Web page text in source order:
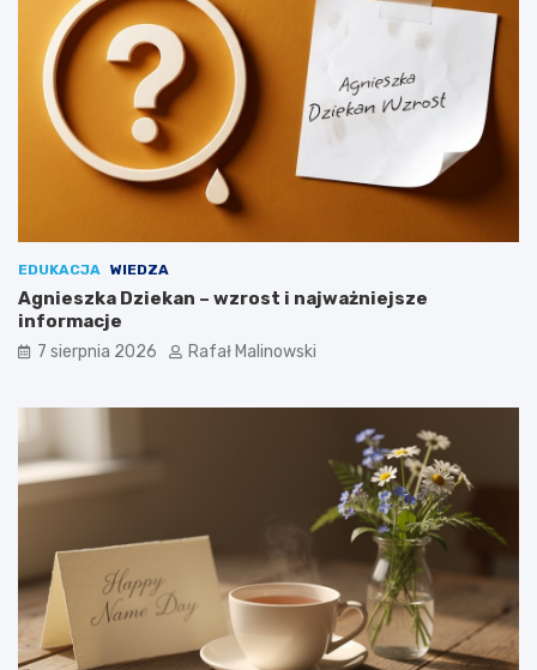
EDUKACJA WIEDZA
Agnieszka Dziekan – wzrost i najważniejsze
informacje
7 sierpnia 2026 Rafał Malinowski